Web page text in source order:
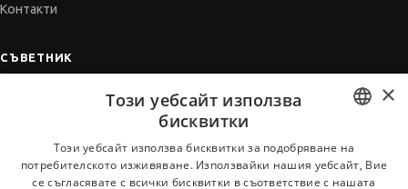
Контакти
СЪВЕТНИК
Когато получим оферта
BULGARIAN
ENGLISH
×
Този уебсайт използва
бисквитки
Този уебсайт използва бисквитки за подобряване на
потребителското изживяване. Използвайки нашия уебсайт, Вие
се съгласявате с всички бисквитки в съответствие с нашата